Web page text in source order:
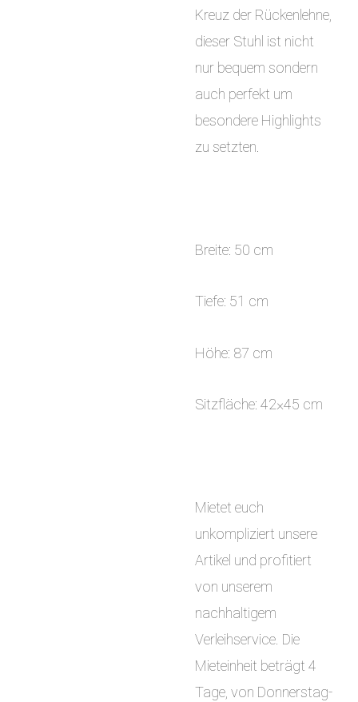
Kreuz der Rückenlehne,
dieser Stuhl ist nicht
nur bequem sondern
auch perfekt um
besondere Highlights
zu setzten.
Breite: 50 cm
Tiefe: 51 cm
Höhe: 87 cm
Sitzfläche: 42×45 cm
Mietet euch
unkompliziert unsere
Artikel und profitiert
von unserem
nachhaltigem
Verleihservice. Die
Mieteinheit beträgt 4
Tage, von Donnerstag-